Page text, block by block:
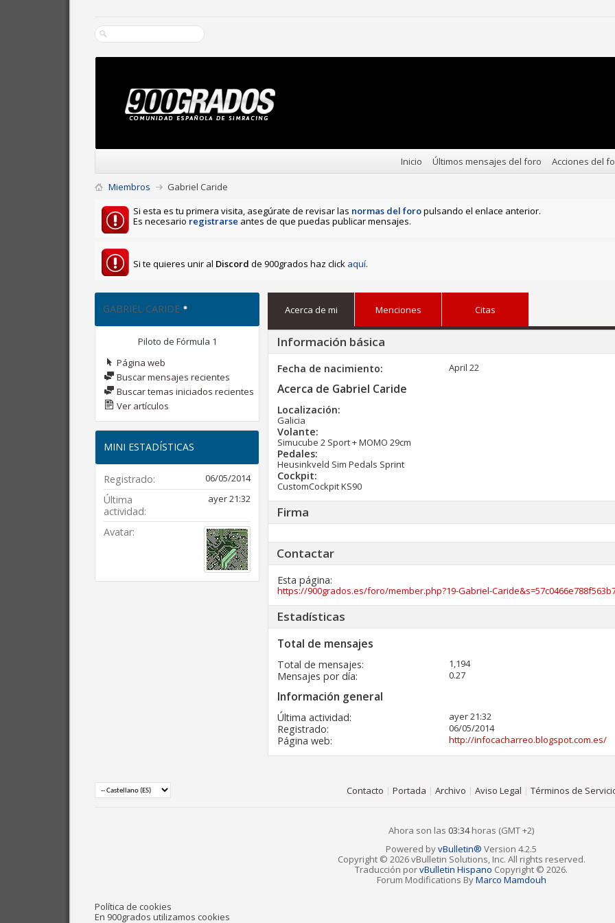
Inicio Últimos mensajes del foro Acciones del
Miembros
Gabriel Caride
Si esta es tu primera visita, asegúrate de revisar las normas del foropulsando el enlace anterior.
Es necesario registrarse antes de que puedas publicar mensajes.
Si te quieres unir al Discord de 900grados haz click aquí.
GABRIEL CARIDE
Piloto de Fórmula 1
Página web
Buscar mensajes recientes
Buscar temas iniciados recientes
Ver artículos
MINI ESTADÍSTICAS
Registrado 06/05/2014
Última
actividad
ayer21:32
Avatar
Acerca de mi Menciones Citas
Información básica
Fecha de nacimiento April 22
Acerca de Gabriel Caride
Localización:
Galicia
Volante:
Simucube 2 Sport + MOMO 29cm
Pedales:
Heusinkveld Sim Pedals Sprint
Cockpit:
CustomCockpit KS90
Firma
Contactar
Esta página
https://900grados.es/foro/member.php?19-Gabriel-
Estadísticas
Total de mensajes
Total de mensajes 1,194
Mensajes por día 0.27
Información general
Última actividad ayer21:32
Registrado 06/05/2014
Página web http://infocacharreo.blogspot.com.es/
Contacto | Portada | Archivo | Aviso Legal | Términos de
Ahora son las 03:34horas (GMT +2)
Powered byvBulletin® Version 4.2.5
Copyright © 2026 vBulletin Solutions, Inc. All rights reserved.
Traducción porvBulletin Hispano Copyright © 2026.
Forum Modifications ByMarco Mamdouh
Política de cookies
En 900grados utilizamos cookies